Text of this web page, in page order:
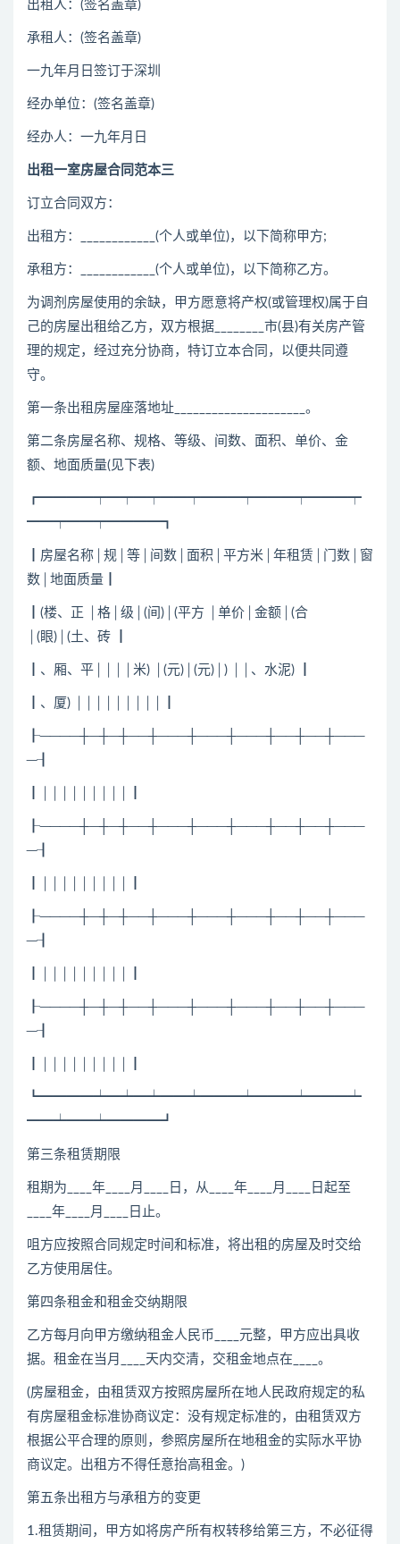
出租人：(签名盖章)
承租人：(签名盖章)
一九年月日签订于深圳
经办单位：(签名盖章)
经办人：一九年月日
出租一室房屋合同范本三
订立合同双方：
出租方：____________(个人或单位)，以下简称甲方;
承租方：____________(个人或单位)，以下简称乙方。
为调剂房屋使用的余缺，甲方愿意将产权(或管理权)属于自
己的房屋出租给乙方，双方根据________市(县)有关房产管
理的规定，经过充分协商，特订立本合同，以便共同遵
守。
第一条出租房屋座落地址_____________________。
第二条房屋名称、规格、等级、间数、面积、单价、金
额、地面质量(见下表)
┏━━━━┯━┯━┯━━┯━━━┯━━━┯━━━┯
━━┯━━┯━━━━┓
┃房屋名称│规│等│间数│面积│平方米│年租赁│门数│窗
数│地面质量┃
┃(楼、正 │格│级│(间)│(平方 │单价│金额│(合
│(眼)│(土、砖 ┃
┃、厢、平││││米) │(元)│(元)│) ││、水泥) ┃
┃、厦) │││││││││┃
┠────┼─┼─┼──┼───┼───┼───┼──┼──┼───
─┨
┠────┼─┼─┼──┼───┼───┼───┼──┼──┼───
─┨
┠────┼─┼─┼──┼───┼───┼───┼──┼──┼───
─┨
┠────┼─┼─┼──┼───┼───┼───┼──┼──┼───
─┨
┗━━━━┷━┷━┷━━┷━━━┷━━━┷━━━┷
━━┷━━┷━━━━┛
第三条租赁期限
租期为____年____月____日，从____年____月____日起至
____年____月____日止。
咀方应按照合同规定时间和标准，将出租的房屋及时交给
乙方使用居住。
第四条租金和租金交纳期限
乙方每月向甲方缴纳租金人民币____元整，甲方应出具收
据。租金在当月____天内交清，交租金地点在____。
(房屋租金，由租赁双方按照房屋所在地人民政府规定的私
有房屋租金标准协商议定：没有规定标准的，由租赁双方
根据公平合理的原则，参照房屋所在地租金的实际水平协
商议定。出租方不得任意抬高租金。)
第五条出租方与承租方的变更
1.租赁期间，甲方如将房产所有权转移给第三方，不必征得